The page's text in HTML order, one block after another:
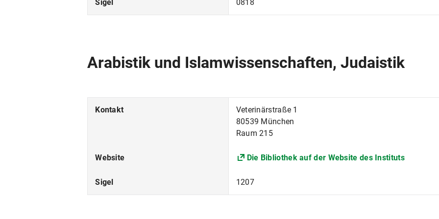
Sinologie Systematik, Biodiversität
Tierzucht und allgemeine Landwirtschaftslehre Turkologie, Iranistik
Vergaberecht und Verwaltungskooperationen Völker- und Europarecht
Sigel 0818
Arabistik und Islamwissenschaften, Judaistik
Kontakt
Veterinärstraße 1
80539 München
Raum 215
Website Die Bibliothek auf der Website des Instituts
Sigel 1207